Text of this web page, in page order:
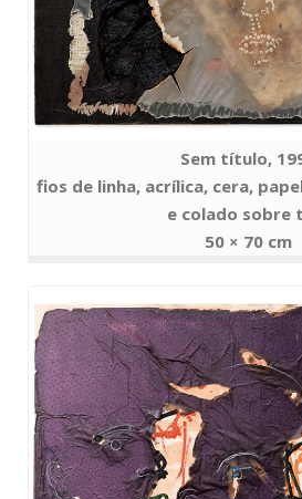
Sem título,
fios de linha, acrílica, cera,
e colado sobre
50 × 70 cm